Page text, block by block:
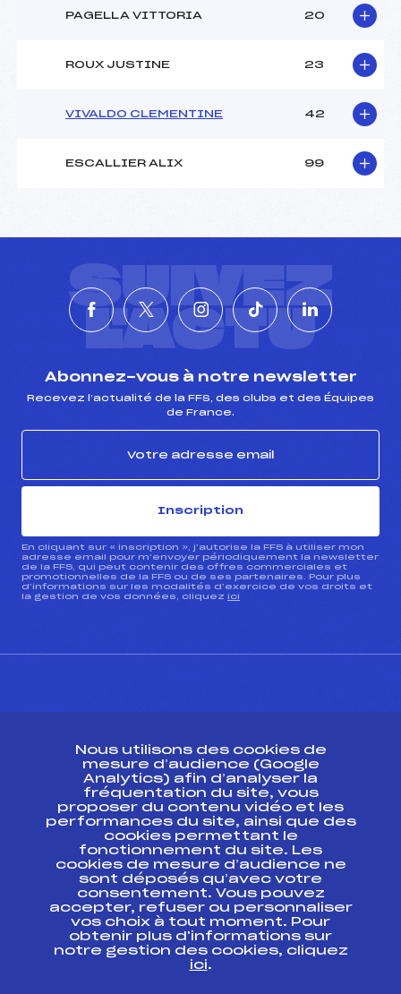
PAGELLA VITTORIA 20
ROUX JUSTINE 23
VIVALDO CLEMENTINE 42
ESCALLIER ALIX 99
SUIVEZ
L'ACTU
Abonnez-vous à notre newsletter
Recevez l’actualité de la FFS, des clubs et des Équipes
de France.
Inscription
En cliquant sur « inscription », j’autorise la FFS à utiliser mon
adresse email pour m’envoyer périodiquement la newsletter
de la FFS, qui peut contenir des offres commerciales et
promotionnelles de la FFS ou de ses partenaires. Pour plus
d’informations sur les modalités d’exercice de vos droits et
la gestion de vos données, cliquez ici
Ressources
Pass’Neige
Projet sportif fédéral
Projet de performance fédéral
Antidopage
Pôle Développement, Formation, Suivi
Scientifique
Listes ministérielles
Pôle vie de l’athlète
Enseignement professionnel
Nous utilisons des cookies de
mesure d’audience (Google
Analytics) afin d’analyser la
fréquentation du site, vous
proposer du contenu vidéo et les
performances du site, ainsi que des
cookies permettant le
fonctionnement du site. Les
cookies de mesure d’audience ne
sont déposés qu’avec votre
consentement. Vous pouvez
accepter, refuser ou personnaliser
vos choix à tout moment. Pour
obtenir plus d'informations sur
notre gestion des cookies, cliquez
ici.